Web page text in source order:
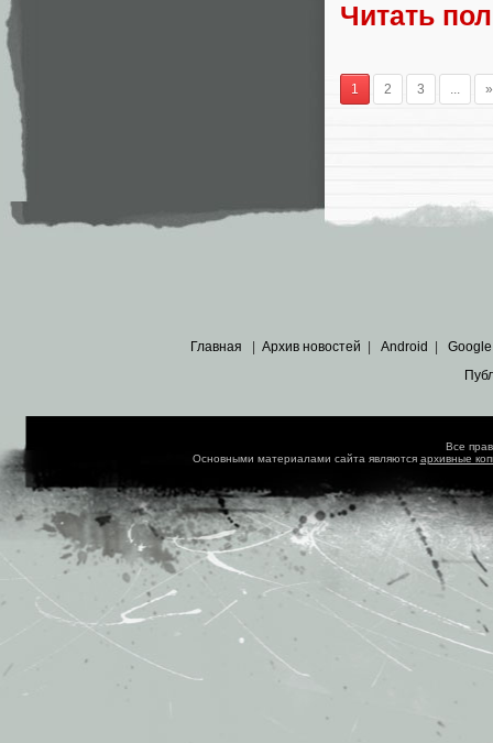
Читать
1 2 3 ... »
Главная | Архив новостей | Android | Google
Все
Основными материалами сайта являются архивные